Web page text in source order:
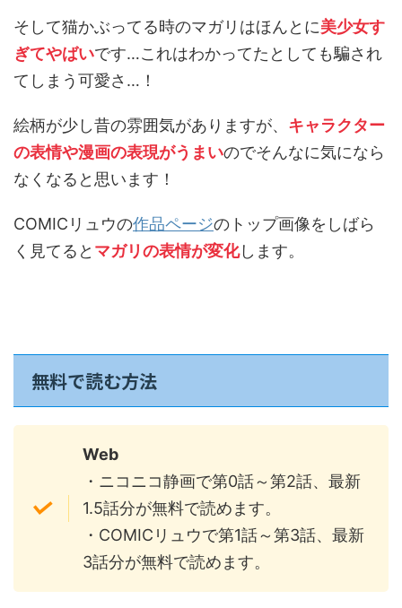
そして猫かぶってる時のマガリはほんとに美少女す
ぎてやばいです…これはわかってたとしても騙され
てしまう可愛さ…！
絵柄が少し昔の雰囲気がありますが、 キャラクター
の表情や漫画の表現がうまいのでそんなに気になら
なくなると思います！
COMICリュウの作品ページのトップ画像をしばら
く見てると マガリの表情が変化します。
無料で読む方法
Web
・ニコニコ静画で第0話～第2話、最新
1.5話分が無料で読めます。
・COMICリュウで第1話～第3話、最新
3話分が無料で読めます。